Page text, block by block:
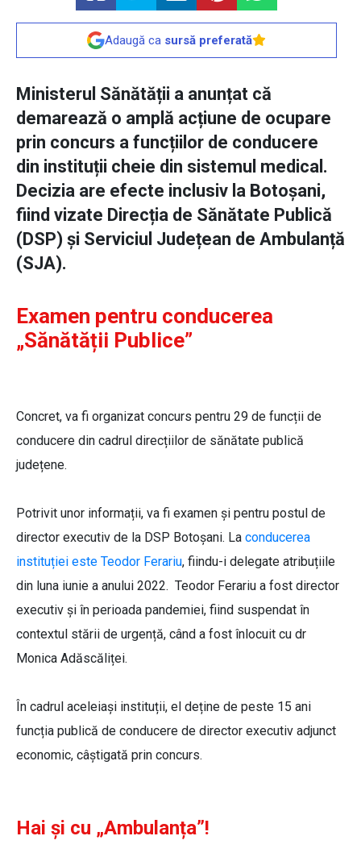
Adaugă ca sursă preferată
Ministerul Sănătății a anunțat că
demarează o amplă acțiune de ocupare
prin concurs a funcțiilor de conducere
din instituții cheie din sistemul medical.
Decizia are efecte inclusiv la Botoșani,
fiind vizate Direcția de Sănătate Publică
(DSP) și Serviciul Județean de Ambulanță
(SJA).
Examen pentru conducerea
„Sănătății Publice”
Concret, va fi organizat concurs pentru 29 de funcții de
conducere din cadrul direcțiilor de sănătate publică
județene.
Potrivit unor informații, va fi examen și pentru postul de
director executiv de la DSP Botoșani. La conducerea
instituției este Teodor Ferariu, fiindu-i delegate atribuțiile
din luna iunie a anului 2022. Teodor Ferariu a fost director
executiv și în perioada pandemiei, fiind suspendat în
contextul stării de urgență, când a fost înlocuit cu dr
Monica Adăscăliței.
În cadrul aceleiași instituții, el deține de peste 15 ani
funcția publică de conducere de director executiv adjunct
economic, câștigată prin concurs.
Hai și cu „Ambulanța”!